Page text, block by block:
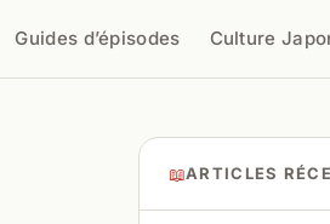
Guides d’épisodes Culture
📖ARTICLES